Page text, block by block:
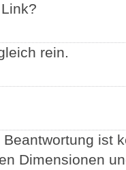
rein.
Beantwortung ist
Dimensionen